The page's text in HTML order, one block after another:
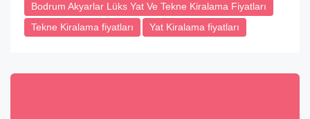
Bodrum Akyarlar Lüks Yat Ve Tekne Kiralama Fiyatları
Tekne Kiralama fiyatları
Yat Kiralama fiyatları